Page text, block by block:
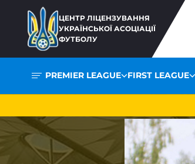
ЦЕНТР ЛІЦЕНЗУВАННЯ
УКРАЇНСЬКОЇ АСОЦІАЦІЇ
ФУТБОЛУ
PREMIER LEAGUE FIRST LEAGUE